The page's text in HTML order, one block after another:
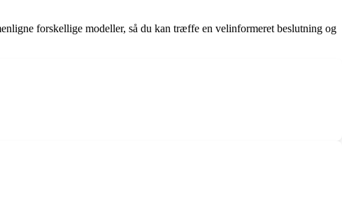
forskellige modeller, så du kan træffe en velinformeret beslutning og